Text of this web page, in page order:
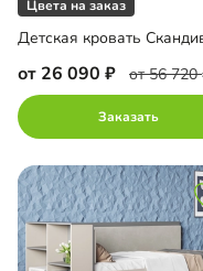
Цвета на заказ
от 26 090 от 56 720
Заказать